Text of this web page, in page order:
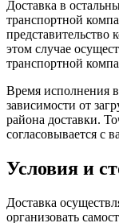
Доставка в
транспортной
этом случае
транспортной
Время исполнения
зависимости от
района доставки.
согласовывается с
Условия и
Доставка
организовать